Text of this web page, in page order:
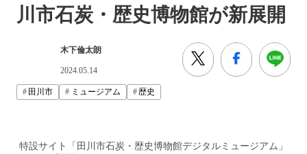
川市石炭・歴史博物館が新展開
木下倫太朗
2024.05.14
田川市 ミュージアム 歴史
特設サイト「田川市石炭・歴史博物館デジタルミュージアム」